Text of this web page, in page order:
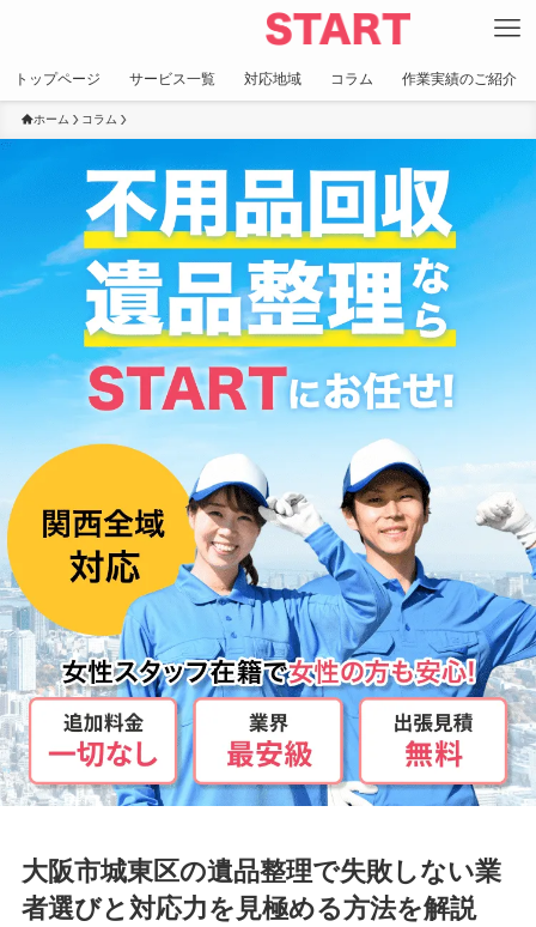
トップページ サービス一覧 対応地域 コラム 作業実績のご紹介
ホーム コラム
大阪市城東区の遺品整理で失敗しない業
者選びと対応力を見極める方法を解説